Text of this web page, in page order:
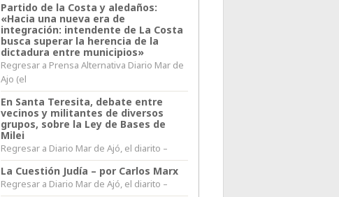
Partido de la Costa y aledaños:
«Hacia una nueva era de
integración: intendente de La Costa
busca superar la herencia de la
dictadura entre municipios»
Regresar a Prensa Alternativa Diario Mar de
Ajo (el
En Santa Teresita, debate entre
vecinos y militantes de diversos
grupos, sobre la Ley de Bases de
Milei
Regresar a Diario Mar de Ajó, el diarito –
La Cuestión Judía – por Carlos Marx
Regresar a Diario Mar de Ajó, el diarito –